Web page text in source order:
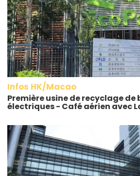
Infos HK/Macao
Première usine de recyclage
électriques - Café aérien avec